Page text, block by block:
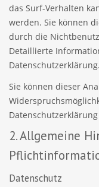
das Surf-Verhalten
werden. Sie können
durch die
Detaillierte
Datenschutzerklärung.
Sie können dieser
2. Allgemeine
Datenschutz